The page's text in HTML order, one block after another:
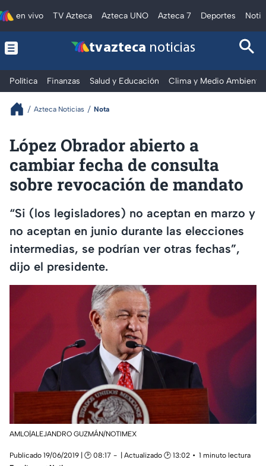
en vivo TV Azteca Azteca UNO Azteca 7 Deportes
tv azteca noticias
Política Finanzas Salud y Educación Clima y Medio Ambiente
Azteca Noticias Nota
López Obrador abierto a
cambiar fecha de consulta
sobre revocación de mandato
“Si (los legisladores) no aceptan en marzo y
no aceptan en junio durante las elecciones
intermedias, se podrían ver otras fechas”,
dijo el presidente.
AMLO|ALEJANDRO GUZMÁN/NOTIMEX
Publicado 19/06/2019 | 🕑 08:17 | Actualizado 🕑 13:02
1 minuto lectura